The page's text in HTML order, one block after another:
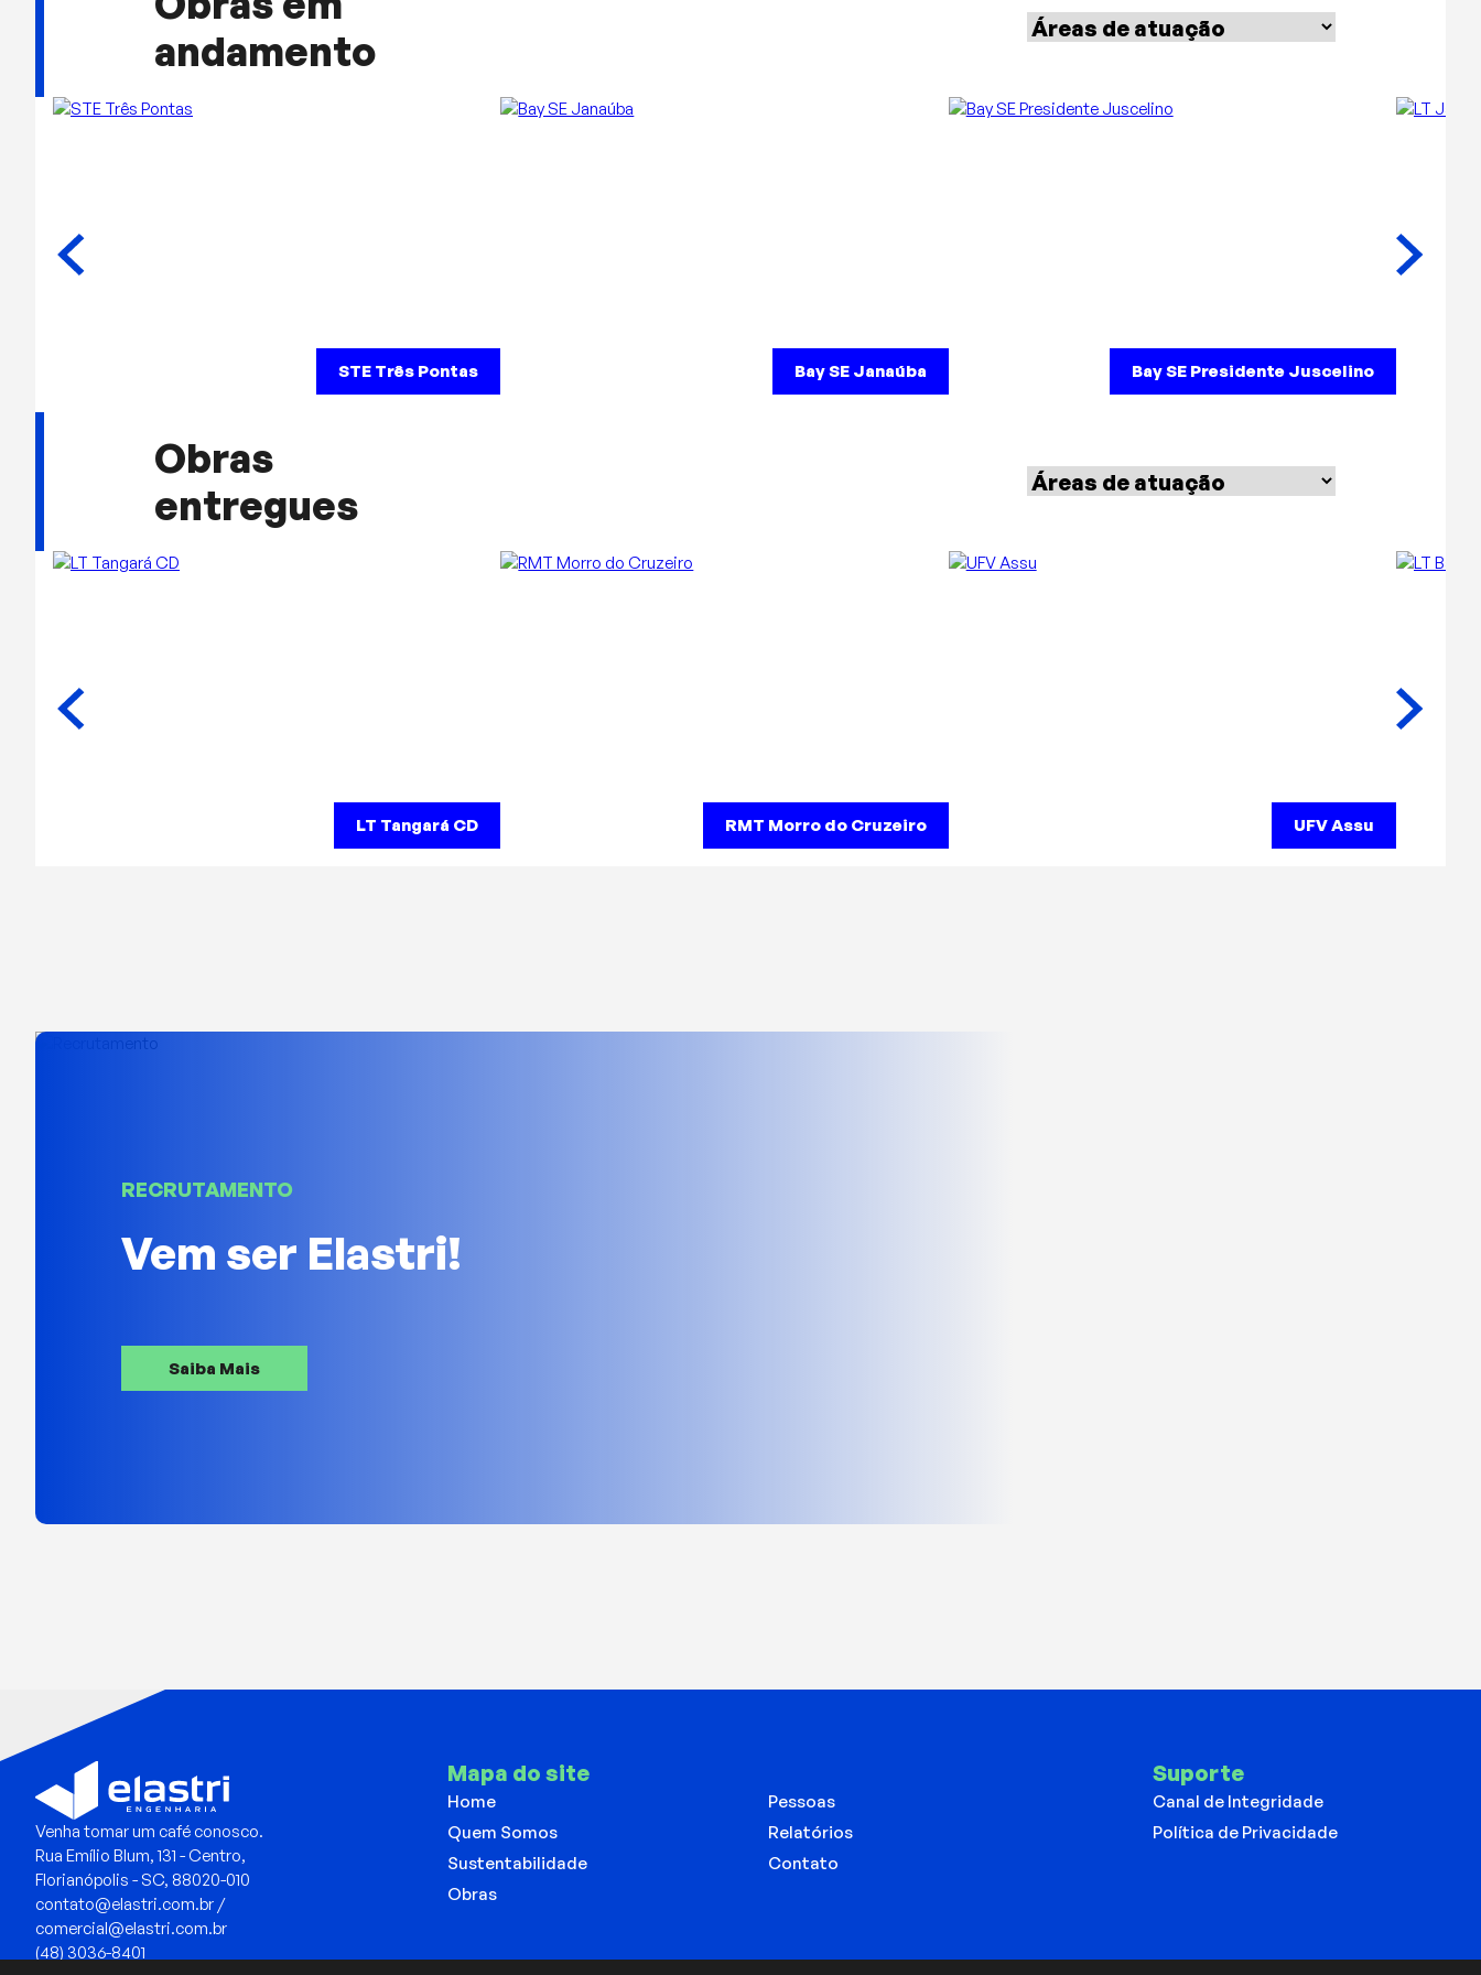
andamento
STE Três Pontas Bay SE Janaúba Bay SE Presidente Juscelino
Obras
entregues
LT Tangará CD RMT Morro do Cruzeiro UFV Assu
RECRUTAMENTO
Vem ser Elastri!
Saiba Mais
Venha tomar um café conosco.
Rua Emílio Blum, 131 - Centro,
Florianópolis - SC, 88020-010
contato@elastri.com.br /
comercial@elastri.com.br
(48) 3036-8401
Mapa do site
Home
Quem Somos
Sustentabilidade
Obras
Pessoas
Relatórios
Contato
Suporte
Canal de Integridade
Política de Privacidade